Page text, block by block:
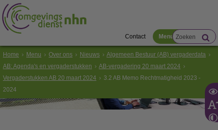
Contact Menu
Home Menu Over ons Nieuws
Algemeen Bestuur (AB) vergaderdata
AB: Agenda's en vergaderstukken
AB-vergadering 20 maart 2024
Vergaderstukken AB 20 maart 2024
3.2 AB Memo Rechtmatigheid 2023 -
2024